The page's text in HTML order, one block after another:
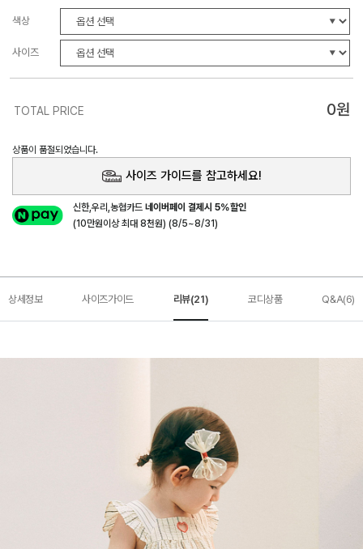
색상
사이즈
TOTAL PRICE 0원
상품이 품절되었습니다.
사이즈 가이드를 참고하세요!
신한,우리,농협카드네이버페이 결제시 5%할인
(10만원이상 최대 8천원) (8/5~8/31)
상세정보 사이즈가이드 리뷰(21) 코디상품 Q&A(6)